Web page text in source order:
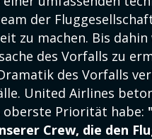
der
zu machen. Bis
des Vorfalls zu
des Vorfalls
United Airlines
oberste Priorität habe:
Crew, die den